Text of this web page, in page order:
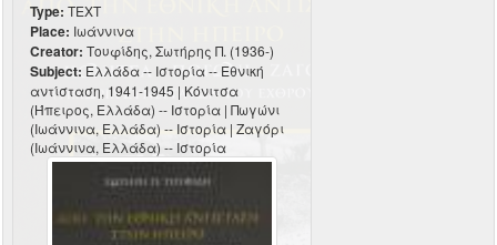
Type: TEXT
Place: Ιωάννινα
Creator: Τουφίδης, Σωτήρης Π. (1936-)
Subject: Ελλάδα -- Ιστορία -- Εθνική
αντίσταση, 1941-1945 | Κόνιτσα
(Ήπειρος, Ελλάδα) -- Ιστορία | Πωγώνι
(Ιωάννινα, Ελλάδα) -- Ιστορία | Ζαγόρι
(Ιωάννινα, Ελλάδα) -- Ιστορία